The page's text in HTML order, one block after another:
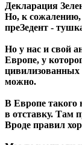
Декларация
Но, к
преЗедент -
Но у нас и свой
Европе, у
цивилизованных
можно.
В Европе такого
в отставку. Там
Вроде правил